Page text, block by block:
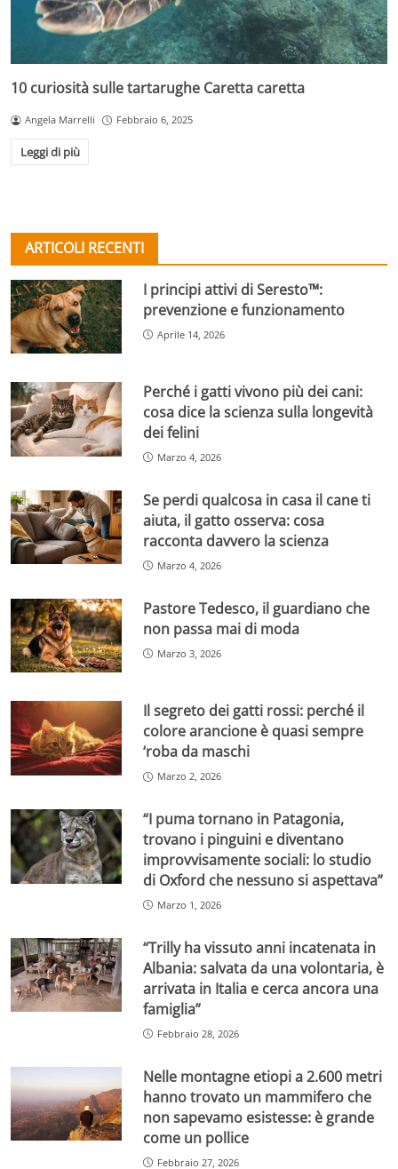
10 curiosità sulle tartarughe Caretta caretta
Angela Marrelli Febbraio 6, 2025
Leggi di più
ARTICOLI RECENTI
I principi attivi di Seresto™:
prevenzione e funzionamento
Aprile 14, 2026
Perché i gatti vivono più dei cani:
cosa dice la scienza sulla longevità
dei felini
Marzo 4, 2026
Se perdi qualcosa in casa il cane ti
aiuta, il gatto osserva: cosa
racconta davvero la scienza
Marzo 4, 2026
Pastore Tedesco, il guardiano che
non passa mai di moda
Marzo 3, 2026
Il segreto dei gatti rossi: perché il
colore arancione è quasi sempre
‘roba da maschi
Marzo 2, 2026
“I puma tornano in Patagonia,
trovano i pinguini e diventano
improvvisamente sociali: lo studio
di Oxford che nessuno si aspettava”
Marzo 1, 2026
“Trilly ha vissuto anni incatenata in
Albania: salvata da una volontaria, è
arrivata in Italia e cerca ancora una
famiglia”
Febbraio 28, 2026
Nelle montagne etiopi a 2.600 metri
hanno trovato un mammifero che
non sapevamo esistesse: è grande
come un pollice
Febbraio 27, 2026